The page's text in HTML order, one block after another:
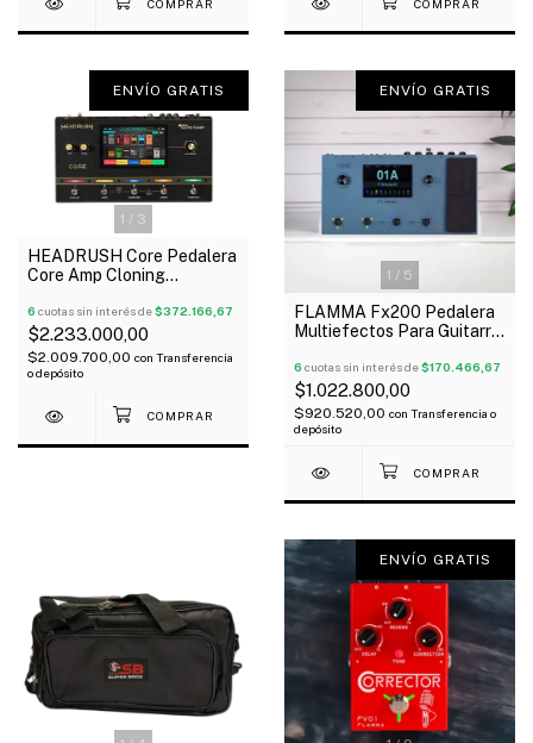
1 / 3
ENVÍO GRATIS
HEADRUSH Core Pedalera
Core Amp Cloning
6 cuotas sin interés de$372.166,67
$2.233.000,00
$2.009.700,00 con Transferencia
o depósito
1 / 5
ENVÍO GRATIS
FLAMMA Fx200 Pedalera
Multiefectos Para Guitarra
6 cuotas sin interés de$170.466,67
$1.022.800,00
$920.520,00 con Transferencia o
depósito
ENVÍO GRATIS